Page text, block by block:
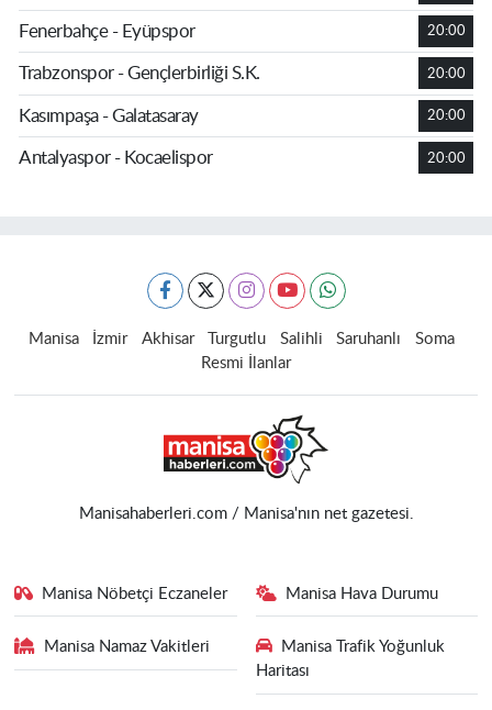
Fenerbahçe - Eyüpspor 20:00
Trabzonspor - Gençlerbirliği S.K. 20:00
Kasımpaşa - Galatasaray 20:00
Antalyaspor - Kocaelispor 20:00
Manisa İzmir Akhisar Turgutlu Salihli Saruhanlı
Soma
Resmi İlanlar
Manisahaberleri.com / Manisa'nın net gazetesi.
Manisa Nöbetçi Eczaneler Manisa Hava Durumu
Manisa Namaz Vakitleri
Manisa Trafik Yoğunluk
Haritası